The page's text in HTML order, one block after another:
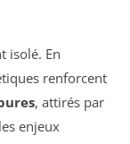
isolé. En
renforcent
, attirés par
enjeux